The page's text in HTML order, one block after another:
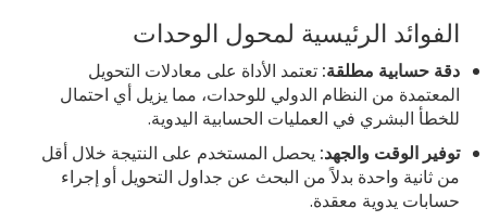
الفوائد الرئيسية لمحول الوحدات
دقة حسابية مطلقة: تعتمد الأداة على معادلات التحويل
المعتمدة من النظام الدولي للوحدات، مما يزيل أي احتمال
للخطأ البشري في العمليات الحسابية اليدوية.
توفير الوقت والجهد: يحصل المستخدم على النتيجة خلال أقل
من ثانية واحدة بدلاً من البحث عن جداول التحويل أو إجراء
حسابات يدوية معقدة.